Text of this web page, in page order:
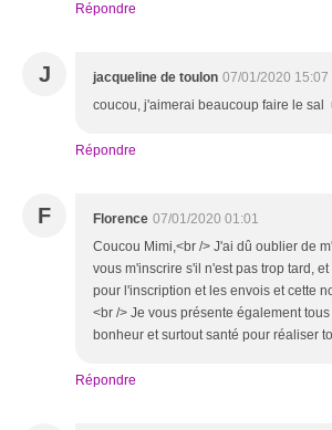
Répondre
J jacqueline de toulon 07/01/2020 15:07
coucou, j'aimerai beaucoup faire le
Répondre
F Florence 07/01/2020 01:01
Coucou Mimi,<br /> J'ai dû oublier de
vous m'inscrire s'il n'est pas trop tard,
pour l'inscription et les envois et cette
<br /> Je vous présente également
bonheur et surtout santé pour réaliser
Répondre